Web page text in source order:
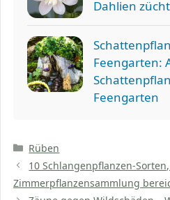
Dahlien
Feengarten:
Feengarten
Kategorien
Rüben
10 Schlangenpflanzen-
Zimmerpflanzensammlung